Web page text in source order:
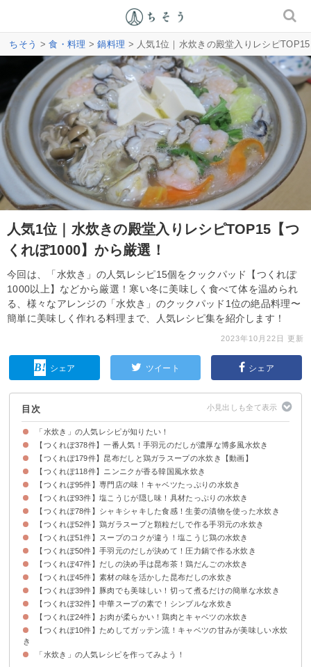
ちそう >食・料理 >鍋料理 > 人気1位｜水炊きの殿堂入りレシピ
人気1位｜水炊きの殿堂入りレシピTOP15【つ
くれぽ1000】から厳選！
今回は、「水炊き」の人気レシピ15個をクックパッド【つくれぽ
1000以上】などから厳選！寒い冬に美味しく食べて体を温められ
る、様々なアレンジの「水炊き」のクックパッド1位の絶品料理〜
簡単に美味しく作れる料理まで、人気レシピ集を紹介します！
2023年10月22日 更新
シェア ツイート シェア
目次
「水炊き」の人気レシピが知りたい！
【つくれぽ378件】一番人気！手羽元のだしが濃厚な博多風水炊き
【つくれぽ179件】昆布だしと鶏ガラスープの水炊き【動画】
【つくれぽ118件】ニンニクが香る韓国風水炊き
【つくれぽ95件】専門店の味！キャベツたっぷりの水炊き
【つくれぽ93件】塩こうじが隠し味！具材たっぷりの水炊き
【つくれぽ78件】シャキシャキした食感！生姜の漬物を使った水炊き
【つくれぽ52件】鶏ガラスープと顆粒だしで作る手羽元の水炊き
【つくれぽ51件】スープのコクが違う！塩こうじ鶏の水炊き
【つくれぽ50件】手羽元のだしが決めて！圧力鍋で作る水炊き
【つくれぽ47件】だしの決め手は昆布茶！鶏だんごの水炊き
【つくれぽ45件】素材の味を活かした昆布だしの水炊き
【つくれぽ39件】豚肉でも美味しい！切って煮るだけの簡単な水炊き
【つくれぽ32件】中華スープの素で！シンプルな水炊き
【つくれぽ24件】お肉が柔らかい！鶏肉とキャベツの水炊き
【つくれぽ10件】ためしてガッテン流！キャベツの甘みが美味しい水炊
き
「水炊き」の人気レシピを作ってみよう！